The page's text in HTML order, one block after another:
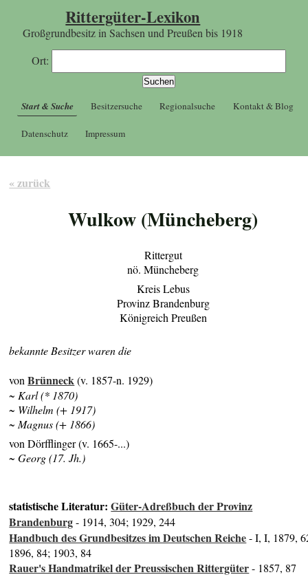
Rittergüter-Lexikon
Großgrundbesitz in Sachsen und Preußen bis 1918
Ort:
Start & Suche Besitzersuche Regionalsuche Kontakt & Blog
Datenschutz Impressum
« zurück
Wulkow (Müncheberg)
Rittergut
nö. Müncheberg
Kreis Lebus
Provinz Brandenburg
Königreich Preußen
bekannte Besitzer waren die
vonBrünneck(v. 1857-n. 1929)
~ Karl (* 1870)
~ Wilhelm (+ 1917)
~ Magnus (+ 1866)
von Dörfflinger (v. 1665-...)
~ Georg (17. Jh.)
statistische Literatur:Güter-Adreßbuch der Provinz
Brandenburg- 1914, 304; 1929, 244
Handbuch des Grundbesitzes im Deutschen Reiche- I, I, 1879,
1896, 84; 1903, 84
Rauer's Handmatrikel der Preussischen Rittergüter- 1857, 87